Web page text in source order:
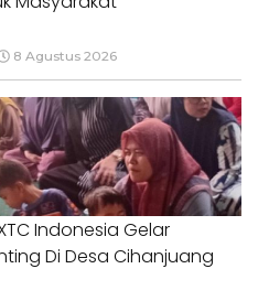
8 Agustus 2026
Indonesia Gelar
Di Desa Cihanjuang